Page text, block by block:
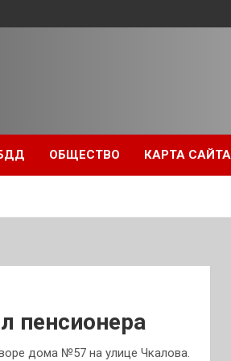
ОБЩЕСТВО КАРТА САЙТА
пенсионера
дома №57 на улице Чкалова.